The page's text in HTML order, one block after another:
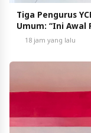
Tiga Pengurus
Umum: “Ini Awal
18 jam yang lalu